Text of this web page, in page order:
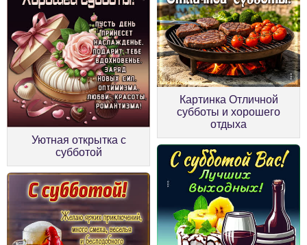
Уютная открытка с
субботой
Картинка Отличной
субботы и хорошего
отдыха